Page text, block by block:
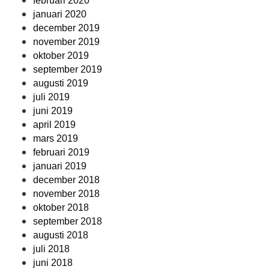
januari 2020
december 2019
november 2019
oktober 2019
september 2019
augusti 2019
juli 2019
juni 2019
april 2019
mars 2019
februari 2019
januari 2019
december 2018
november 2018
oktober 2018
september 2018
augusti 2018
juli 2018
juni 2018